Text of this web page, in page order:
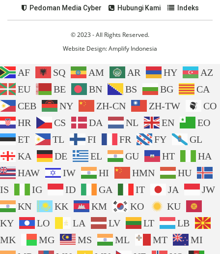
Pedoman Media Cyber
Hubungi Kami Indeks
© 2023 - All Rights Reserved.
Website Design:Amplify Indonesia
AF SQ AM AR HY
AZ
EU
BE BN BS BG
CA
CEB
NY ZH-CN ZH-TW
CO
HR
CS DA NL EN
EO
ET
TL FI FR FY
GL
KA
DE EL GU HT
HA
HAW
IW HI HMN
HU
IS
IG ID GA IT JA
JW
KN
KK KM KO
KU
KY
LO LA LV LT
LB
MK
MG MS ML MT
MI